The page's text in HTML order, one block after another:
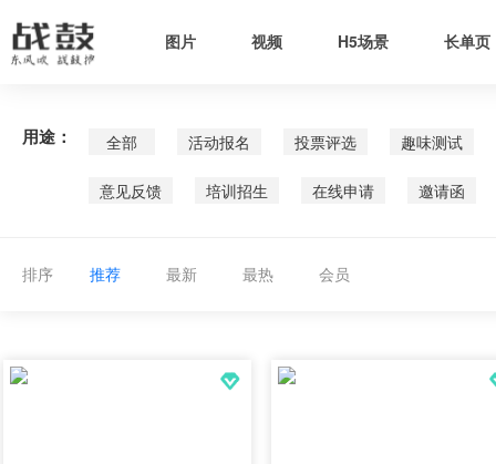
图片 视频 H5场景 长单页
用途： 全部 活动报名 投票评选 趣味测试
意见反馈 培训招生 在线申请 邀请函
排序 推荐 最新 最热 会员